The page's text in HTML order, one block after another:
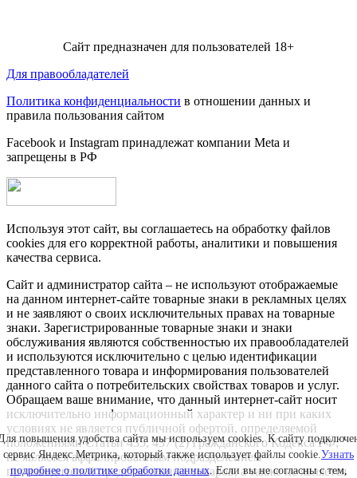
Сайт предназначен для пользователей 18+
Для правообладателей
Политика конфиденциальности в отношении данных и
правила пользования сайтом
Facebook и Instagram принадлежат компании Metа и
запрещены в РФ
Используя этот сайт, вы соглашаетесь на обработку файлов
cookies для его корректной работы, аналитики и повышения
качества сервиса.
Сайт и администратор сайта – не используют отображаемые
на данном интернет-сайте товарные знаки в рекламных целях
и не заявляют о своих исключительных правах на товарные
знаки. Зарегистрированные товарные знаки и знаки
обслуживания являются собственностью их правообладателей
и используются исключительно с целью идентификации
представленного товара и информирования пользователей
данного сайта о потребительских свойствах товаров и услуг.
Обращаем ваше внимание, что данный интернет-сайт носит
исключительно информационный характер и ни при каких
условиях не является публичной офертой, определяемой
положениями Статьи 435, 437 (2) Гражданского Кодекса РФ;
не является аффилированным подразделением
производителей представленных товаров, а также не является
повышения удобства сайта мы используем cookies. К сайту
сервис Яндекс.Метрика, который также использует файлы cookie.Узнать
подробнее о политике обработки данных. Если вы не согласны с тем,